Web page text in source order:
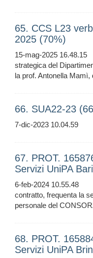
65. CCS L23
2025 (70%)
15-mag-2025 16.48.15
strategica del
la prof. Antonella Mamì,
66. SUA22-23
7-dic-2023 10.04.59
67. PROT.
Servizi UniPA
6-feb-2024 10.55.48
contratto, frequenta la
personale del
68. PROT.
Servizi UniPA